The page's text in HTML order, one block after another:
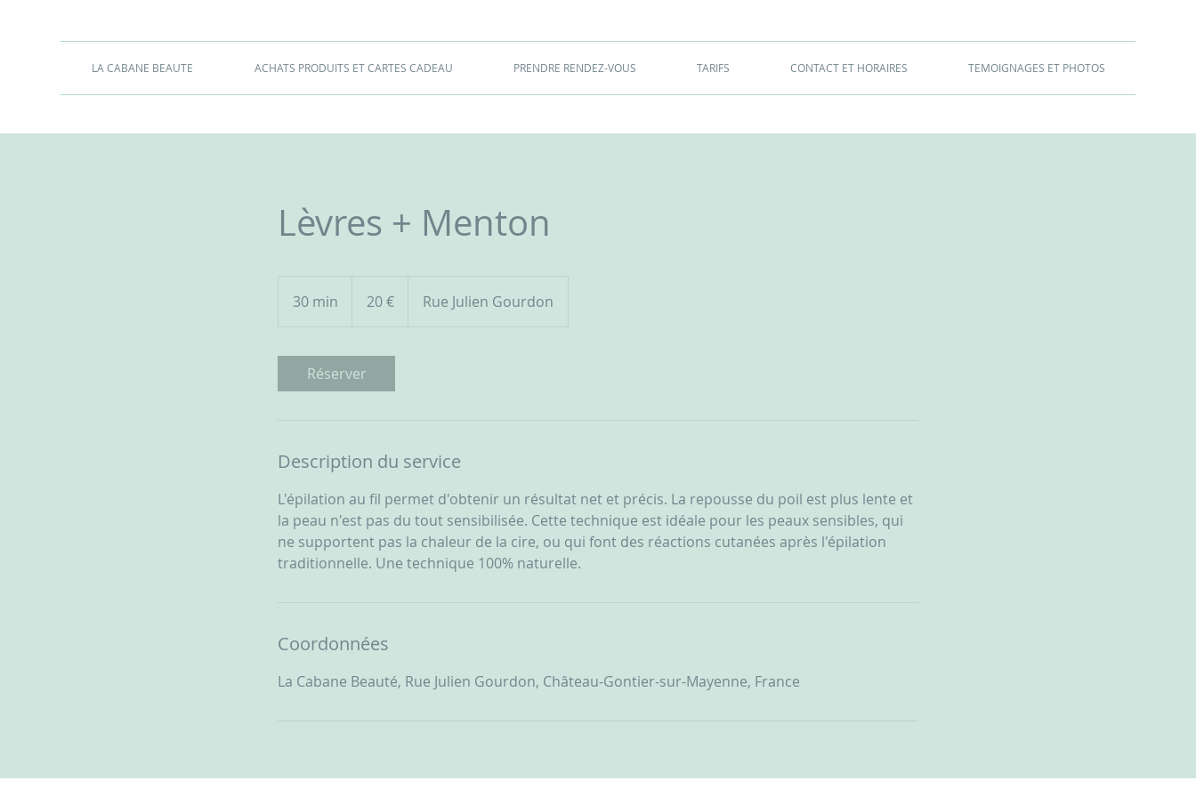
LA CABANE BEAUTE ACHATS PRODUITS ET CARTES CADEAU PRENDRE RENDEZ-VOUS TARIFS CONTACT ET HORAIRES TEMOIGNAGES ET PHOTOS
Lèvres + Menton
30 min
n
20 € Rue Julien Gourdon
Réserver
Description du service
L'épilation au fil permet d'obtenir un résultat net et précis. La repousse du poil est plus lente et
la peau n'est pas du tout sensibilisée. Cette technique est idéale pour les peaux sensibles, qui
ne supportent pas la chaleur de la cire, ou qui font des réactions cutanées après l'épilation
traditionnelle. Une technique 100% naturelle.
Coordonnées
La Cabane Beauté, Rue Julien Gourdon, Château-Gontier-sur-Mayenne, France